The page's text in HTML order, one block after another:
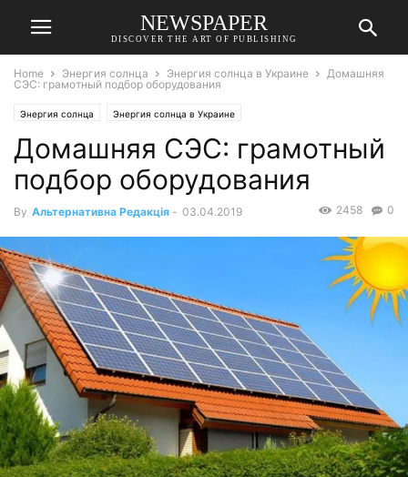
NEWSPAPER
DISCOVER THE ART OF PUBLISHING
Home Энергия солнца Энергия солнца в Украине
Домашняя
СЭС: грамотный подбор оборудования
Энергия солнца Энергия солнца в Украине
Домашняя СЭС: грамотный
подбор оборудования
By Альтернативна Редакція - 03.04.2019 0
2458